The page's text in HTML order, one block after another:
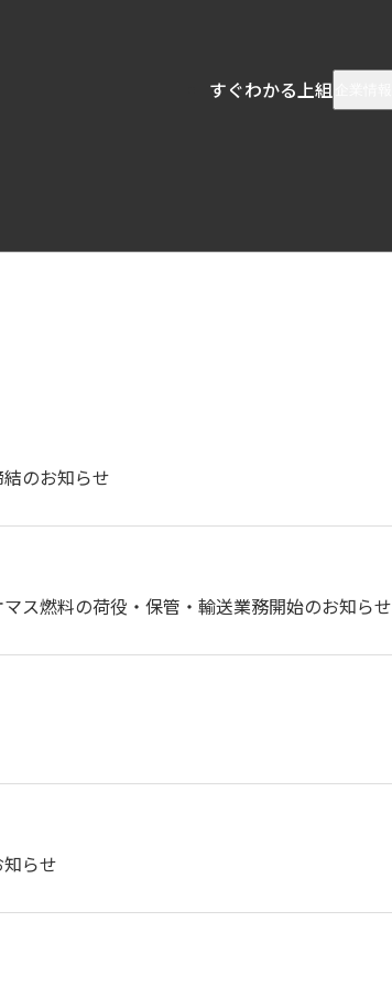
すぐわかる上組
のお知らせ
ス燃料の荷役・保管・輸送業務開始のお知らせ
らせ